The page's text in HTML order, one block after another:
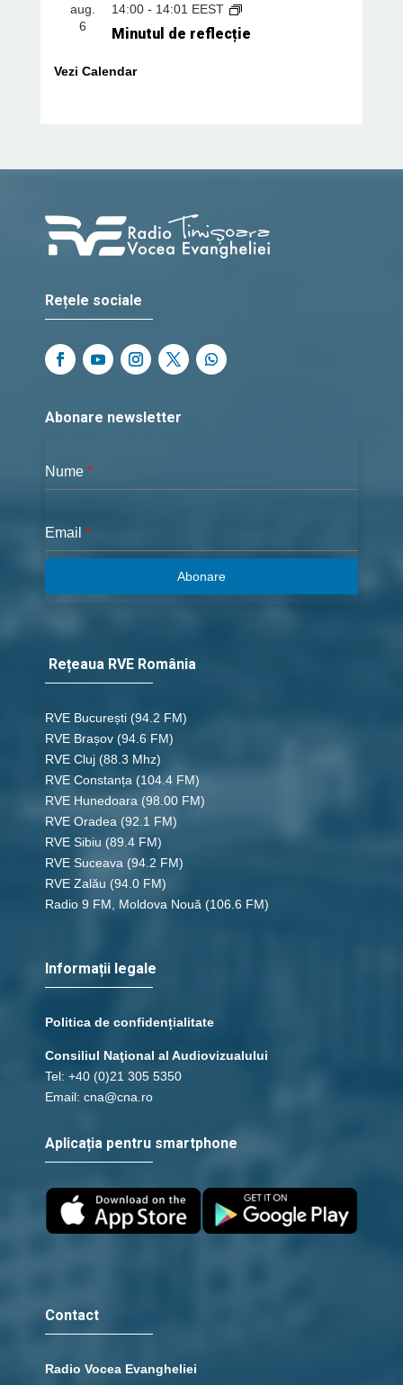
aug.
6
14:00- 14:01 EEST
Minutul de reflecție
Vezi Calendar
Rețele sociale
Abonare newsletter
Nume *
Email *
Abonare
Rețeaua RVE România
RVE București (94.2 FM)
RVE Brașov (94.6 FM)
RVE Cluj (88.3 Mhz)
RVE Constanța (104.4 FM)
RVE Hunedoara (98.00 FM)
RVE Oradea (92.1 FM)
RVE Sibiu (89.4 FM)
RVE Suceava (94.2 FM)
RVE Zalău (94.0 FM)
Radio 9 FM, Moldova Nouă (106.6 FM)
Informații legale
Politica de confidențialitate
Consiliul Naţional al Audiovizualului
Tel: +40 (0)21 305 5350
Email: cna@cna.ro
Aplicația pentru smartphone
Contact
Radio Vocea Evangheliei